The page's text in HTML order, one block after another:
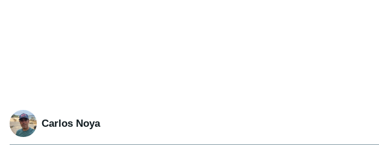
Carlos Noya